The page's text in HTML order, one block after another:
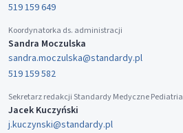
519 159 649
Koordynatorka ds. administracji
Sandra Moczulska
sandra.moczulska@standardy.pl
519 159 582
Sekretarz redakcji Standardy Medyczne Pediatria
Jacek Kuczyński
j.kuczynski@standardy.pl